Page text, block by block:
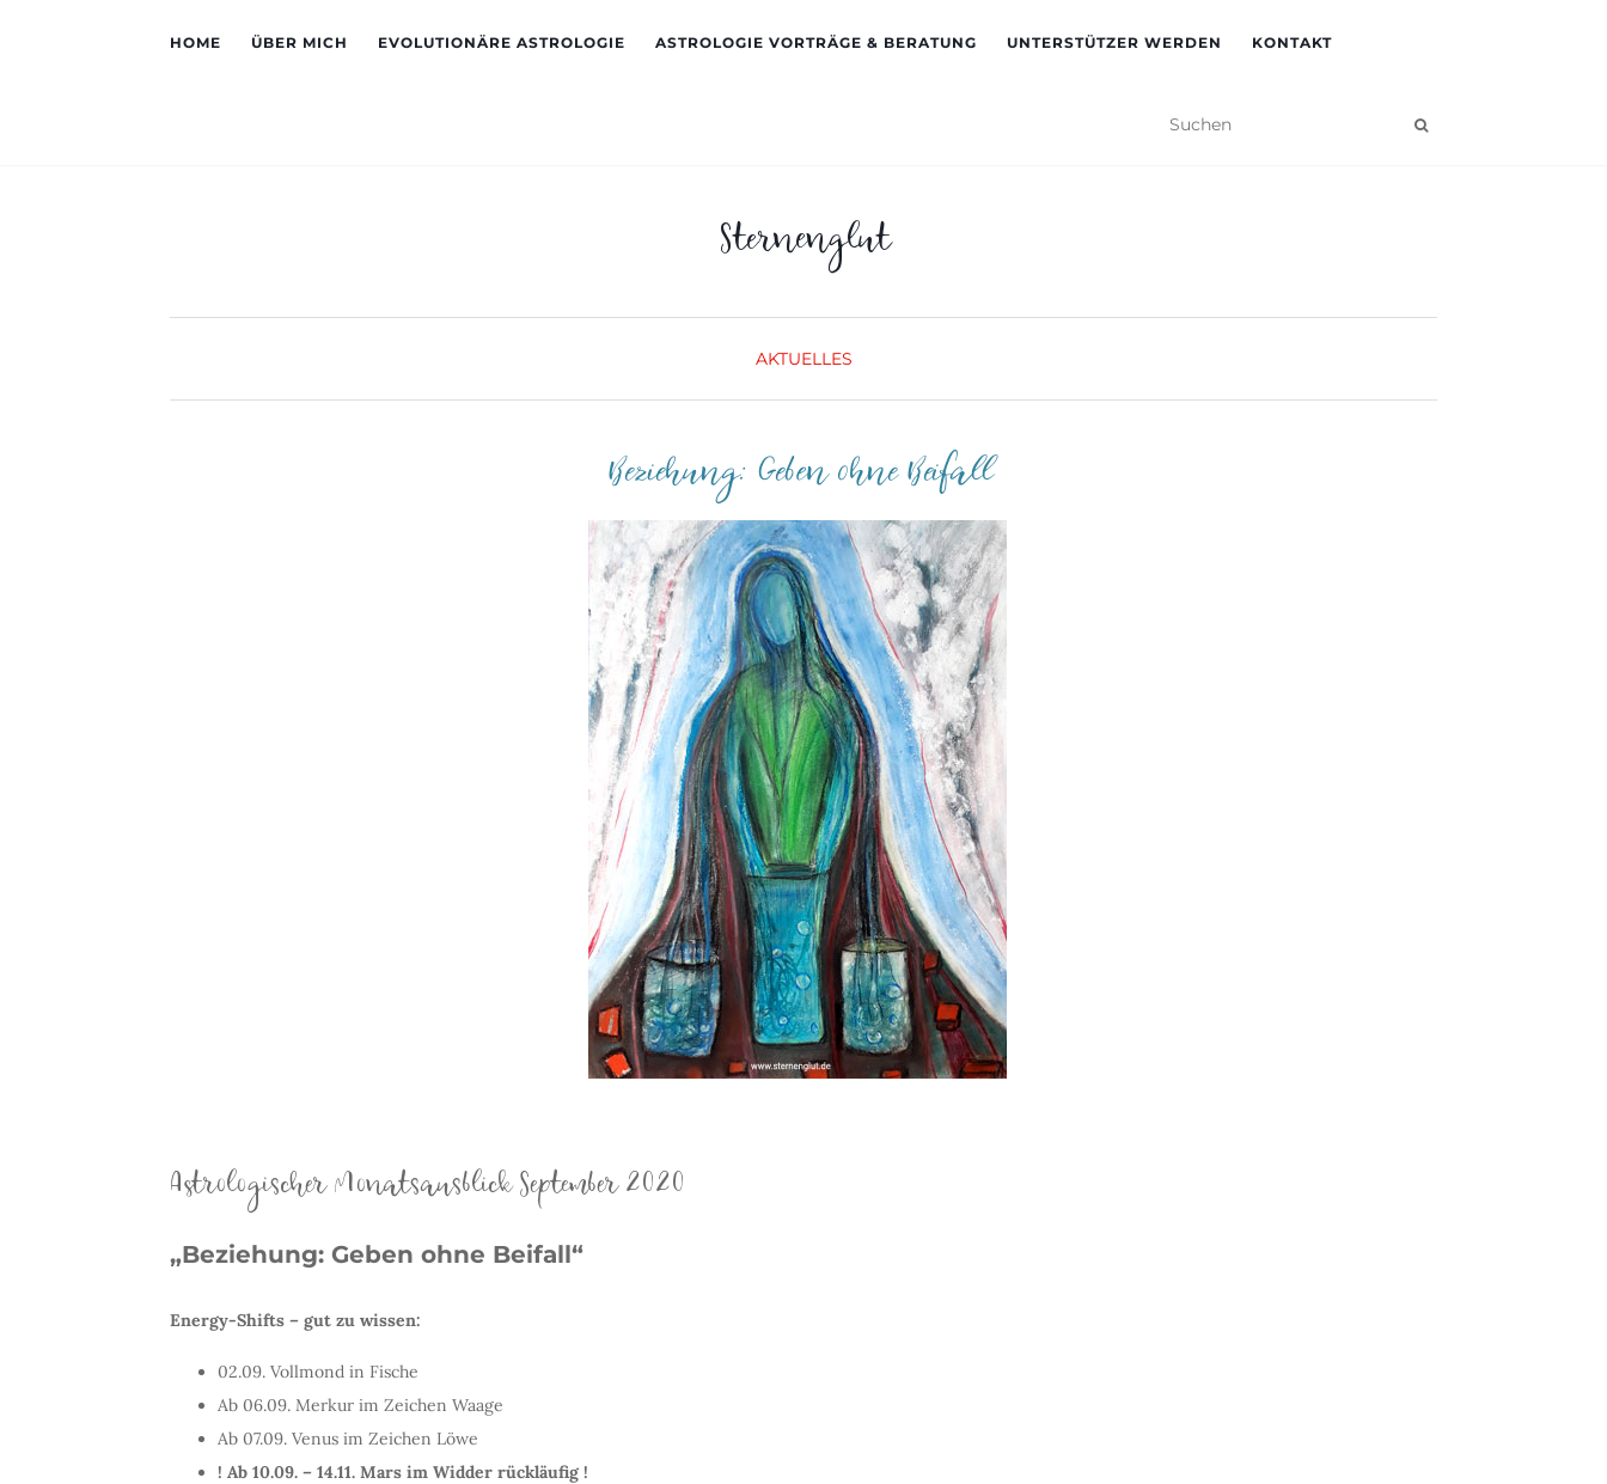
HOME ÜBER MICH EVOLUTIONÄRE ASTROLOGIE ASTROLOGIE VORTRÄGE & BERATUNG UNTERSTÜTZER WERDEN KONTAKT
Sternenglut
AKTUELLES
Beziehung: Geben ohne Beifall
Astrologischer Monatsausblick September 2020
„Beziehung: Geben ohne Beifall“
Energy-Shifts – gut zu wissen:
02.09. Vollmond in Fische
Ab 06.09. Merkur im Zeichen Waage
Ab 07.09. Venus im Zeichen Löwe
! Ab 10.09. – 14.11. Mars im Widder rückläufig !